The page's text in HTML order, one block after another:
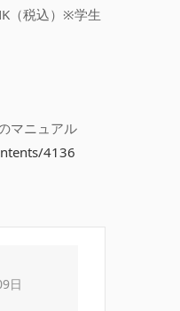
（税込）※学生
マニュアル
4136
日